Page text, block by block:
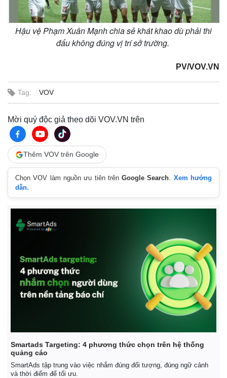
Hậu vệ Phạm Xuân Mạnh chia sẻ khát khao dù phải thi
đấu không đúng vị trí sở trường.
PV/VOV.VN
Tag: VOV
Mời quý độc giả theo dõi VOV.VN trên
Thêm VOV trên Google
Chọn VOV làm nguồn ưu tiên trênGoogle Search. Xem hướng
dẫn.
Smartads Targeting: 4 phương thức chọn trên hệ thống
quảng cáo
SmartAds tập trung vào việc nhắm đúng đối tượng, đúng ngữ cảnh
và thời điểm để tối ưu.